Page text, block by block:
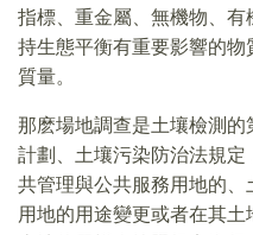
指標、重金屬、無機物、
持生態平衡有重要影響的
質量。
那麽場地調查是土壤檢測
計劃、土壤污染防治法規
共管理與公共服務用地的
用地的用途變更或者在其